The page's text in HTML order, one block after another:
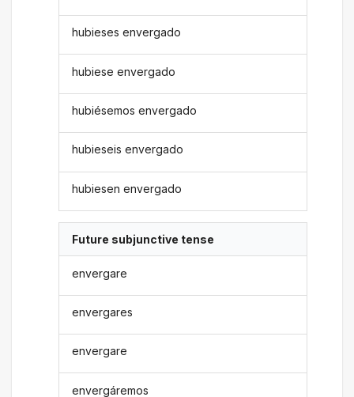
hubieses envergado
hubiese envergado
hubiésemos envergado
hubieseis envergado
hubiesen envergado
Future subjunctive tense
envergare
envergares
envergare
envergáremos